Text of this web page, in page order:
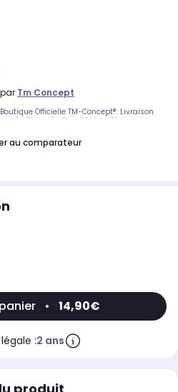
Tm Concept
Officielle TM-Concept®. Livraison
- Inclus : kit de nettoyage
au comparateur
• 14,90€
:2 ans